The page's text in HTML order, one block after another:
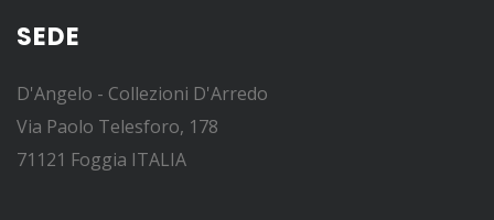
SEDE
D'Angelo - Collezioni D'Arredo
Via Paolo Telesforo, 178
71121 Foggia ITALIA